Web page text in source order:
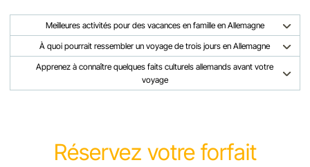
Meilleures activités pour des vacances en famille en Allemagne
À quoi pourrait ressembler un voyage de trois jours en Allemagne
Apprenez à connaître quelques faits culturels allemands avant votre
voyage
Réservez votre forfait